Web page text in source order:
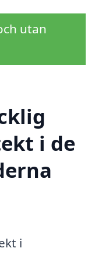
utan
i de
i